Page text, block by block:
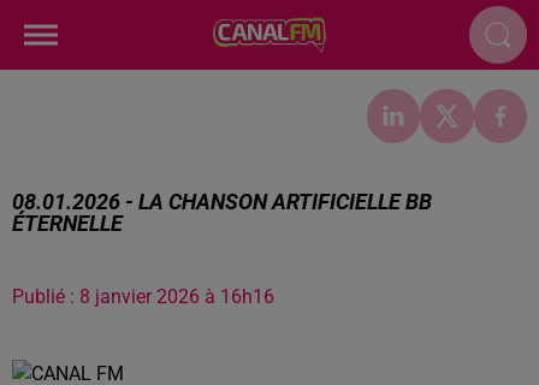
08.01.2026 - LA CHANSON ARTIFICIELLE BB
ÉTERNELLE
Publié : 8 janvier 2026 à 16h16